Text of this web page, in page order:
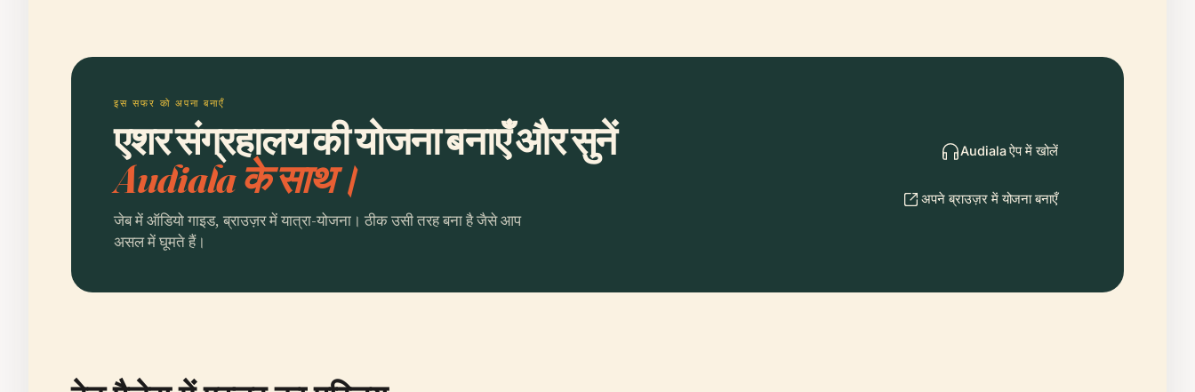
इस सफर को अपना बनाएँ
एशर संग्रहालय की योजना बनाएँ और सुनें
Audiala के साथ।
जेब में ऑडियो गाइड, ब्राउज़र में यात्रा-योजना। ठीक उसी तरह बना है जैसे आप
असल में घूमते हैं।
Audiala ऐप में खोलें
अपने ब्राउज़र में योजना बनाएँ